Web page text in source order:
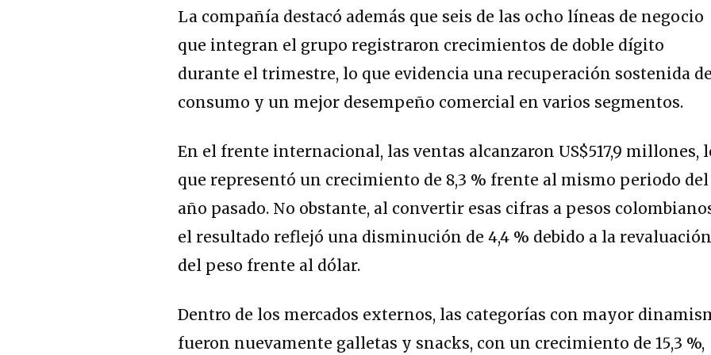
La compañía destacó además que seis de las ocho líneas de negocio
que integran el grupo registraron crecimientos de doble dígito
durante el trimestre, lo que evidencia una recuperación sostenida
consumo y un mejor desempeño comercial en varios segmentos.
En el frente internacional, las ventas alcanzaron US$517,9 millones,
que representó un crecimiento de 8,3 % frente al mismo periodo del
año pasado. No obstante, al convertir esas cifras a pesos
el resultado reflejó una disminución de 4,4 % debido a la revaluación
del peso frente al dólar.
Dentro de los mercados externos, las categorías con mayor
fueron nuevamente galletas y snacks, con un crecimiento de 15,3 %,